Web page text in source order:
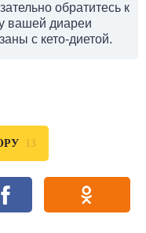
обратитесь к
вашей диареи
с кето-диетой.
13